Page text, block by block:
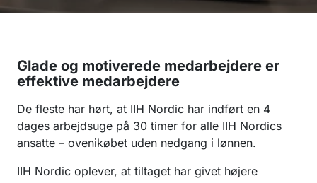
Glade og motiverede medarbejdere er
effektive medarbejdere
De fleste har hørt, at IIH Nordic har indført en 4
dages arbejdsuge på 30 timer for alle IIH Nordics
ansatte – ovenikøbet uden nedgang i lønnen.
IIH Nordic oplever, at tiltaget har givet højere